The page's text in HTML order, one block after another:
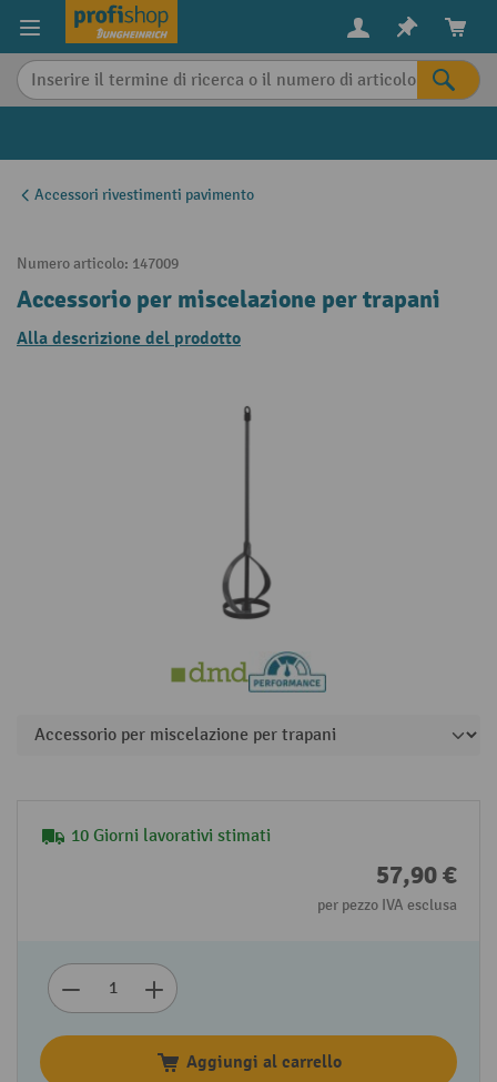
content
Accessori rivestimenti pavimento
Numero articolo: 147009
Accessorio per miscelazione per trapani
Alla descrizione del prodotto
10 Giorni lavorativi stimati
57,90 €
per pezzo IVA esclusa
Aggiungi al carrello